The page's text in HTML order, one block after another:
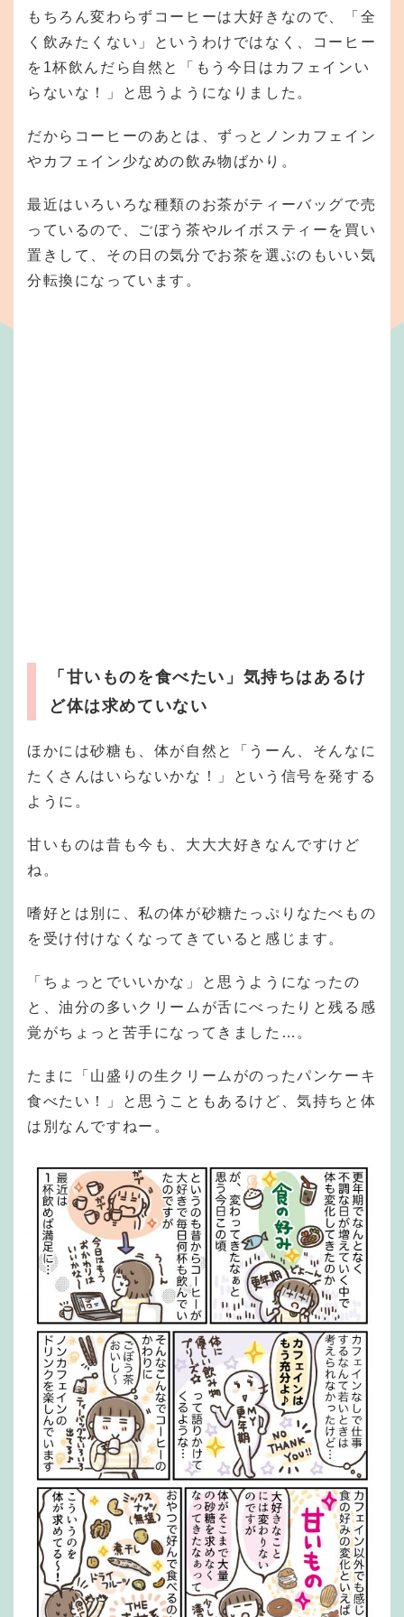
もちろん変わらずコーヒーは大好きなので、「全
く飲みたくない」というわけではなく、コーヒー
を1杯飲んだら自然と「もう今日はカフェインい
らないな！」と思うようになりました。
だからコーヒーのあとは、ずっとノンカフェイン
やカフェイン少なめの飲み物ばかり。
最近はいろいろな種類のお茶がティーバッグで売
っているので、ごぼう茶やルイボスティーを買い
置きして、その日の気分でお茶を選ぶのもいい気
分転換になっています。
「甘いものを食べたい」気持ちはあるけ
ど体は求めていない
ほかには砂糖も、体が自然と「うーん、そんなに
たくさんはいらないかな！」という信号を発する
ように。
甘いものは昔も今も、大大大好きなんですけど
ね。
嗜好とは別に、私の体が砂糖たっぷりなたべもの
を受け付けなくなってきていると感じます。
「ちょっとでいいかな」と思うようになったの
と、油分の多いクリームが舌にべったりと残る感
覚がちょっと苦手になってきました…。
たまに「山盛りの生クリームがのったパンケーキ
食べたい！」と思うこともあるけど、気持ちと体
は別なんですねー。